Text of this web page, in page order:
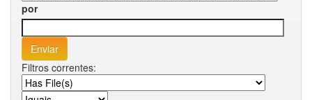
por
Filtros correntes: